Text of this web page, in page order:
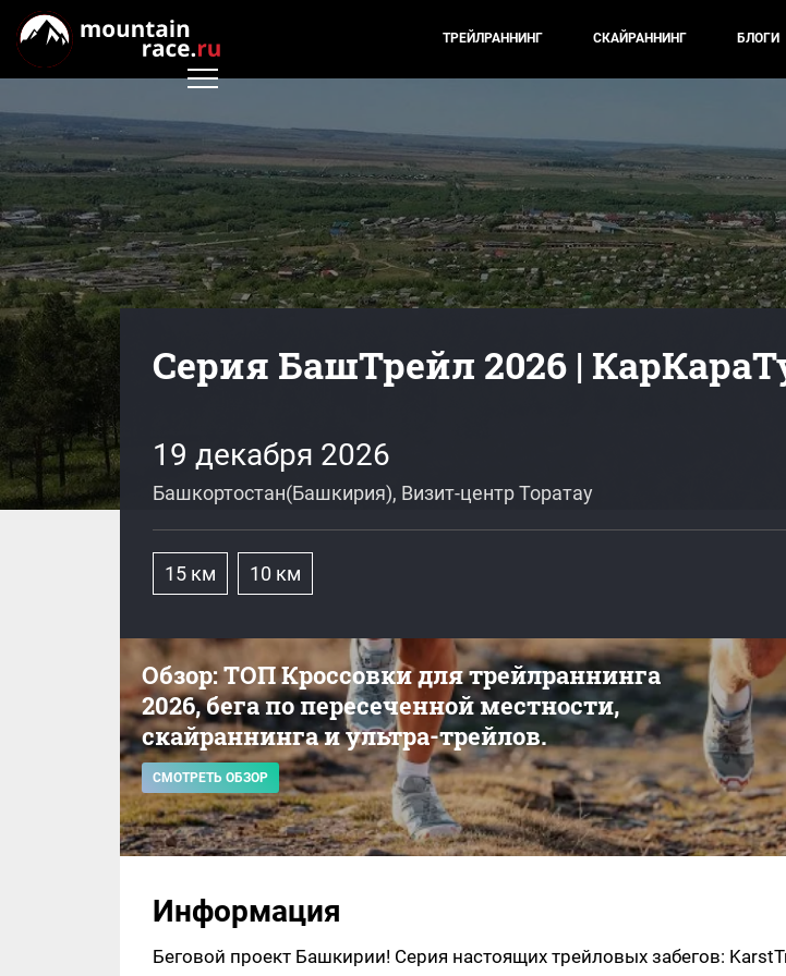
ТРЕЙЛРАННИНГ СКАЙРАННИНГ БЛОГИ
Серия БашТрейл 2026 |
19 декабря 2026
Башкортостан(Башкирия), Визит-центр Торатау
15 км 10 км
Обзор: ТОП Кроссовки для трейлраннинга
2026, бега по пересеченной местности,
скайраннинга и ультра-трейлов.
СМОТРЕТЬ ОБЗОР
Информация
Беговой проект Башкирии! Серия настоящих трейловых забегов: